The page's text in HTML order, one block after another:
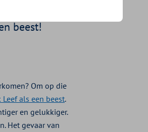
lager
beest!
Om op die
Leef als een beest.
en gelukkiger.
Het gevaar van